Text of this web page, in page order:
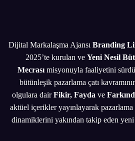
Dijital Markalaşma AjansıBranding
2025’te kurulan ve Yeni Nesil
Mecrası misyonuyla faaliyetini
bütünleşik pazarlama çatı
olgulara dairFikir, Fayda ve
aktüel içerikler yayınlayarak pazarlama
dinamiklerini yakından takip eden